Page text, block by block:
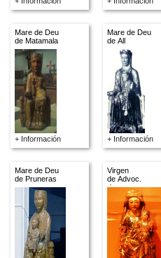
Mare de Deu
de Matamala
+ Información
Mare de Deu
de All
+ Información
Mare de Deu
de Pruneras
Virgen
de Advoc.
descon.